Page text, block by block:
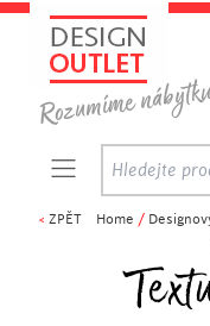
< ZPĚT Home /